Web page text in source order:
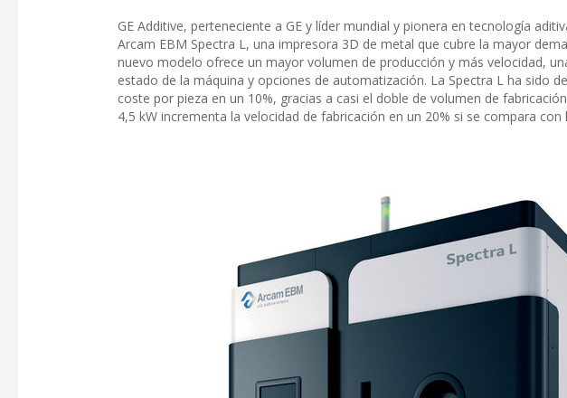
GE Additive, perteneciente a GE y líder mundial y pionera en tecnología
Arcam EBM Spectra L, una impresora 3D de metal que cubre la mayor
nuevo modelo ofrece un mayor volumen de producción y más velocidad,
estado de la máquina y opciones de automatización. La Spectra L ha sido
coste por pieza en un 10%, gracias a casi el doble de volumen de
4,5 kW incrementa la velocidad de fabricación en un 20% si se compara con